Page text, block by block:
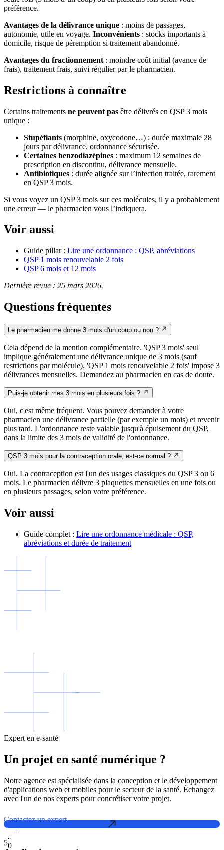
préférence.
Avantages de la délivrance unique : moins de passages,
autonomie, utile en voyage. Inconvénients : stocks importants à
domicile, risque de péremption si traitement abandonné.
Avantages du fractionnement : moindre coût initial (avance de
frais), traitement frais, suivi régulier par le pharmacien.
Restrictions à connaître
Certains traitements ne peuvent pas être délivrés en QSP 3 mois
unique :
Stupéfiants (morphine, oxycodone…) : durée maximale 28
jours par délivrance, ordonnance sécurisée.
Certaines benzodiazépines : maximum 12 semaines de
prescription en discontinu, délivrance mensuelle.
Antibiotiques : durée alignée sur l’infection traitée, rarement
en QSP 3 mois.
Si vous voyez un QSP 3 mois sur ces molécules, il y a probablement
une erreur — le pharmacien vous l’indiquera.
Voir aussi
Guide pillar : Lire une ordonnance : QSP, abréviations
QSP 1 mois renouvelable 2 fois
QSP 6 mois et 12 mois
Dernière revue : 25 mars 2026.
Questions fréquentes
Le pharmacien me donne 3 mois d'un coup ou non ?
Cela dépend de la mention complémentaire. 'QSP 3 mois' seul
implique généralement une délivrance unique de 3 mois (sauf
restrictions par molécule). 'QSP 1 mois renouvelable 2 fois' impose 3
délivrances mensuelles. Demandez au pharmacien en cas de doute.
Puis-je obtenir mes 3 mois en plusieurs fois ?
Oui, c'est même fréquent. Vous pouvez demander à votre
pharmacien une délivrance partielle (par exemple un mois) et revenir
plus tard. L'ordonnance reste valable jusqu'à épuisement du QSP,
dans la limite des 3 mois de validité de l'ordonnance.
QSP 3 mois pour la contraception orale, est-ce normal ?
Oui. La contraception est l'un des usages classiques du QSP 3 ou 6
mois. Le pharmacien délivre 3 plaquettes mensuelles en une fois ou
en plusieurs passages, selon votre préférence.
Voir aussi
Guide complet : Lire une ordonnance médicale : QSP,
abréviations et durée de traitement
Expert en e-santé
Un projet en santé numérique ?
Notre agence est spécialisée dans la conception et le développement
d'applications web et mobiles pour le secteur de la santé. Échangez
avec l'un de nos experts pour concrétiser votre projet.
Contactez un expert
50
+